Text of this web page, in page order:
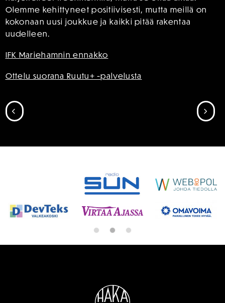
Olemme kehittyneet positiivisesti, mutta meillä on
kokonaan uusi joukkue ja kaikki pitää rakentaa
uudelleen.
IFK Mariehamnin ennakko
Ottelu suorana Ruutu+ -palvelusta
SIIRRY EDELLISEEN